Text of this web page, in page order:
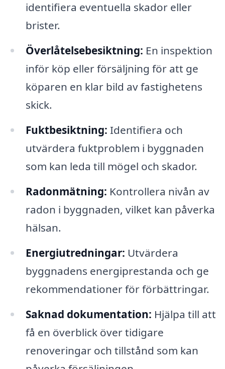
identifiera eventuella skador eller
brister.
Överlåtelsebesiktning: En inspektion
inför köp eller försäljning för att ge
köparen en klar bild av fastighetens
skick.
Fuktbesiktning: Identifiera och
utvärdera fuktproblem i byggnaden
som kan leda till mögel och skador.
Radonmätning: Kontrollera nivån av
radon i byggnaden, vilket kan påverka
hälsan.
Energiutredningar: Utvärdera
byggnadens energiprestanda och ge
rekommendationer för förbättringar.
Saknad dokumentation: Hjälpa till att
få en överblick över tidigare
renoveringar och tillstånd som kan